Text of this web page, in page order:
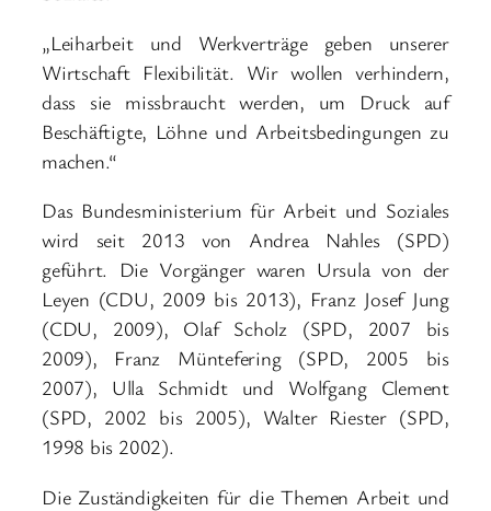
„Leiharbeit und Werkverträge geben unserer
Wirtschaft Flexibilität. Wir wollen verhindern,
dass sie missbraucht werden, um Druck auf
Beschäftigte, Löhne und Arbeitsbedingungen zu
machen.“
Das Bundesministerium für Arbeit und Soziales
wird seit 2013 von Andrea Nahles (SPD)
geführt. Die Vorgänger waren Ursula von der
Leyen (CDU, 2009 bis 2013), Franz Josef Jung
(CDU, 2009), Olaf Scholz (SPD, 2007 bis
2009), Franz Müntefering (SPD, 2005 bis
2007), Ulla Schmidt und Wolfgang Clement
(SPD, 2002 bis 2005), Walter Riester (SPD,
1998 bis 2002).
Die Zuständigkeiten für die Themen Arbeit und